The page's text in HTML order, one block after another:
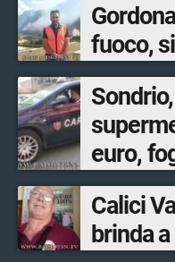
fuoco,
euro,
Calici
brinda